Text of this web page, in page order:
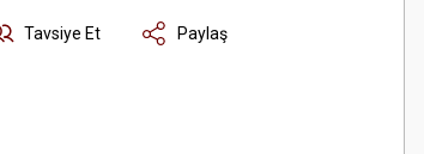
Tavsiye Et Paylaş